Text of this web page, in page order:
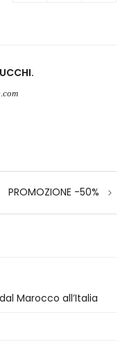
PROMOZIONE -50%
Marocco all’Italia